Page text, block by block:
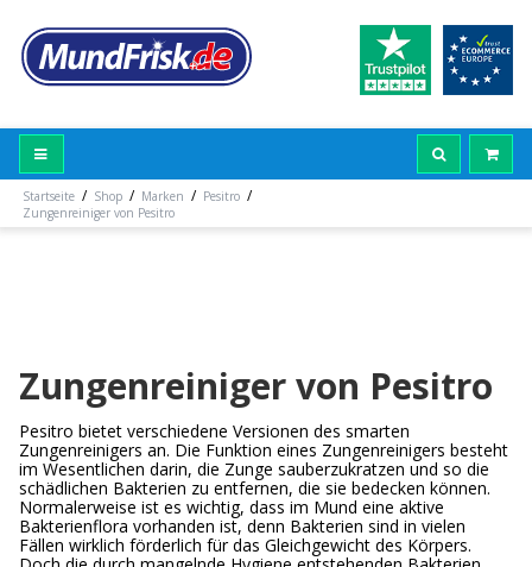
Startseite / Shop / Marken / Pesitro /
Zungenreiniger von Pesitro
Zungenreiniger von Pesitro
Pesitro bietet verschiedene Versionen des smarten
Zungenreinigers an. Die Funktion eines Zungenreinigers besteht
im Wesentlichen darin, die Zunge sauberzukratzen und so die
schädlichen Bakterien zu entfernen, die sie bedecken können.
Normalerweise ist es wichtig, dass im Mund eine aktive
Bakterienflora vorhanden ist, denn Bakterien sind in vielen
Fällen wirklich förderlich für das Gleichgewicht des Körpers.